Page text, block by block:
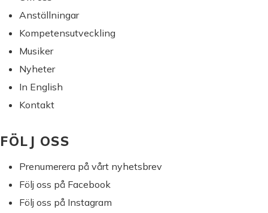
Anställningar
Kompetensutveckling
Musiker
Nyheter
In English
Kontakt
FÖLJ OSS
Prenumerera på vårt nyhetsbrev
Följ oss på Facebook
Följ oss på Instagram